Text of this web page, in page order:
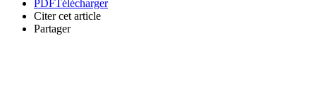
PDFTélécharger
Citer cet article
Partager